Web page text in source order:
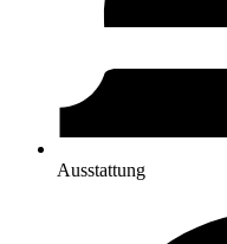
Ausstattung